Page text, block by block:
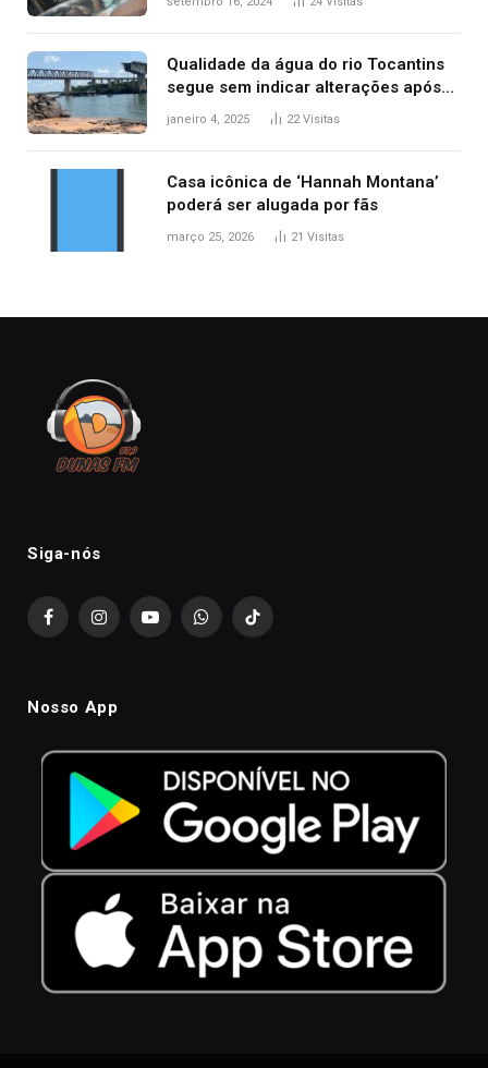
Qualidade da água do rio Tocantins
segue sem indicar alterações após
desabamento da ponte entre MA e
janeiro 4, 2025 22Visitas
Casa icônica de ‘Hannah Montana’
poderá ser alugada por fãs
março 25, 2026 21 Visitas
Siga-nós
FacebookInstagramYouTubeWhatsAppTikTok
Nosso App